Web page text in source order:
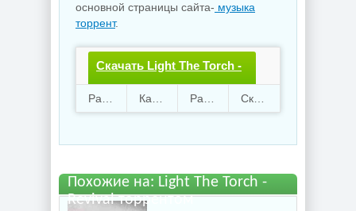
основной страницы сайта- музыка
торрент.
Скачать Light The Torch -
Revival.torrent файл
98 34 105.21 Mb
Похожие на: Light The Torch -
Revival торрентом